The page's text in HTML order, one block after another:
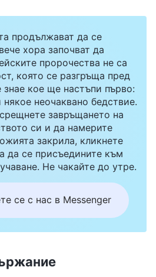
продължават да се
хора започват да
пророчества не са
която се разгръща пред
кое ще настъпи първо:
неочаквано бедствие.
завръщането на
си и да намерите
закрила, кликнете
да се присъедините към
Не чакайте до утре.
се с нас в Messenger